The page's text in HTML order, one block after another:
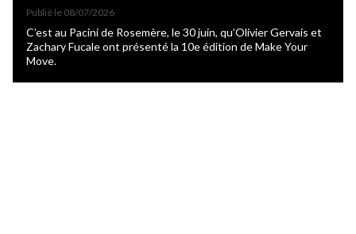
Publié le 08/07/2026
C’est au Pacini de Rosemère, le 30 juin, qu’Olivier Gervais et
Zachary Fucale ont présenté la 10e édition de Make Your
Move.